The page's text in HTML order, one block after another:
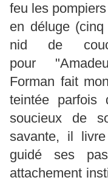
feu les
en déluge (cinq
nid de
pour
Forman fait
teintée parfois
soucieux de
savante, il
guidé ses
attachement